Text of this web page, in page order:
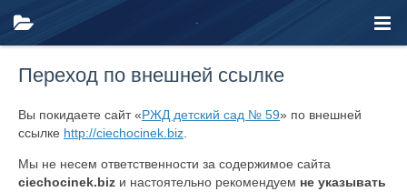
Переход по внешней ссылке
Вы покидаете сайт «РЖД детский сад № 59» по внешней
ссылке http://ciechocinek.biz
Мы не несем ответственности за содержимое сайта
ciechocinek.biz и настоятельно рекомендуем не указывать